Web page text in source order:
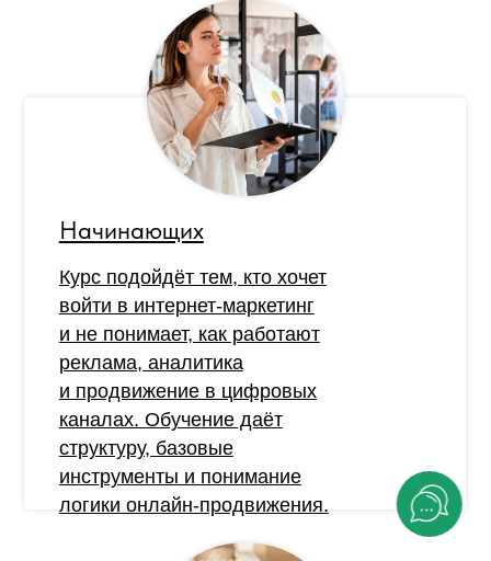
Начинающих
Курс подойдёт тем, кто хочет
войти в интернет-маркетинг
и не понимает, как работают
реклама, аналитика
и продвижение в цифровых
каналах. Обучение даёт
структуру, базовые
инструменты и понимание
логики онлайн-продвижения.